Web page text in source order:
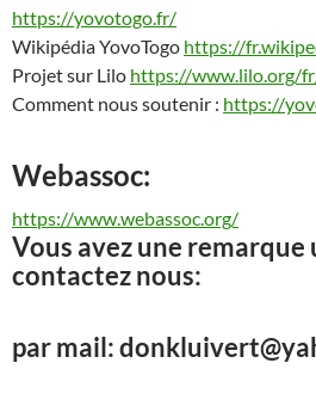
https://yovotogo.fr/
Wikipédia YovoTogo https://
Projet sur Lilo https://www.lilo.org/
Comment nous soutenir : https://
Webassoc:
https://www.webassoc.org/
Vous avez une remarque
contactez nous:
par mail: